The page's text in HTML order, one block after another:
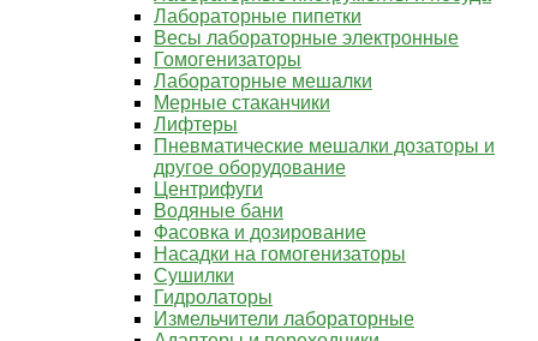
Лабораторные пипетки
Весы лабораторные электронные
Гомогенизаторы
Лабораторные мешалки
Мерные стаканчики
Лифтеры
Пневматические мешалки дозаторы и
другое оборудование
Центрифуги
Водяные бани
Фасовка и дозирование
Насадки на гомогенизаторы
Сушилки
Гидролаторы
Измельчители лабораторные